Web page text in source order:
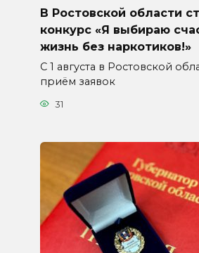
В Ростовской области
конкурс «Я выбираю
жизнь без наркотиков!»
С 1 августа в Ростовской
приём заявок
31